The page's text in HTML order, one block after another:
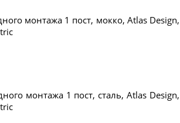
монтажа 1 пост, мокко, Atlas Design,
монтажа 1 пост, сталь, Atlas Design,